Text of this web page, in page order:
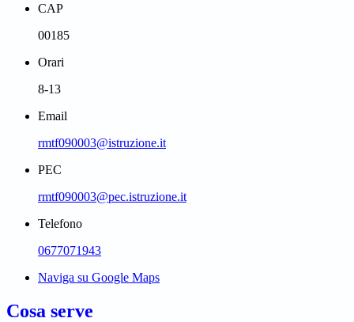
CAP
00185
Orari
8-13
Email
rmtf090003@istruzione.it
PEC
rmtf090003@pec.istruzione.it
Telefono
0677071943
Naviga su Google Maps
Cosa serve